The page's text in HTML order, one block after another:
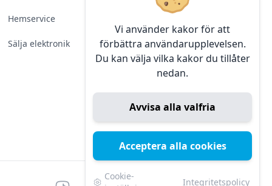
Vi använder kakor för att
förbättra användarupplevelsen.
Du kan välja vilka kakor du tillåter
nedan.
Avvisa alla valfria
Acceptera alla cookies
Cookie-
Integritetspolicy
Hemservice
Sälja elektronik
Programvara
Server & Backup
Konferens & Public Display
Sälja elektronik